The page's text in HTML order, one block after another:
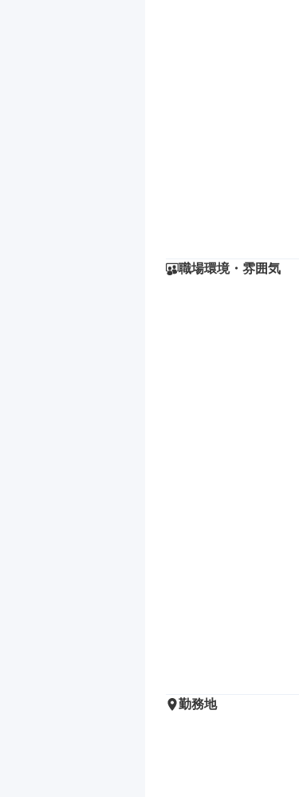
職場環境・雰囲気
勤務地